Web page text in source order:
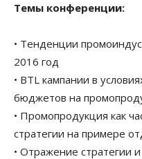
Темы конференции:
• Тенденции
2016 год
• BTL кампании в
бюджетов на
• Промопродукция как
стратегии на примере
• Отражение стратегии